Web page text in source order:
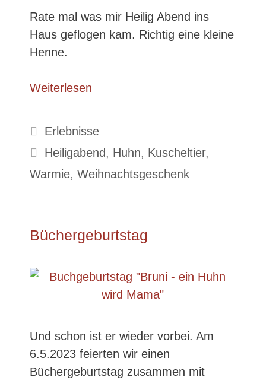
Rate mal was mir Heilig Abend ins
Haus geflogen kam. Richtig eine kleine
Henne.
Weiterlesen
Kategorien
Erlebnisse
Schlagwörter
Heiligabend , Huhn, Kuscheltier,
Warmie, Weihnachtsgeschenk
Büchergeburtstag
Und schon ist er wieder vorbei. Am
6.5.2023 feierten wir einen
Büchergeburtstag zusammen mit